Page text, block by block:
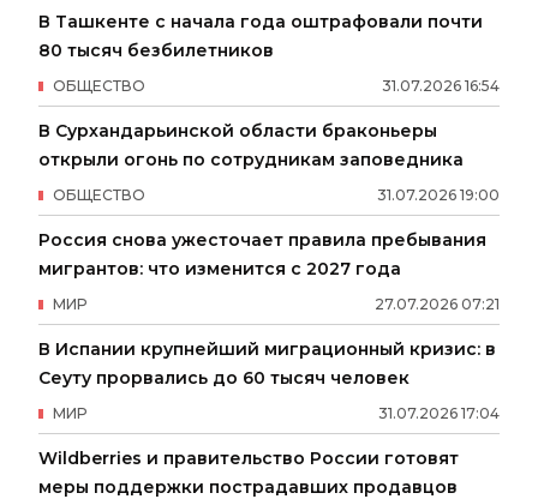
В Ташкенте с начала года оштрафовали почти
80 тысяч безбилетников
31.07.2026 16:54
ОБЩЕСТВО
В Сурхандарьинской области браконьеры
открыли огонь по сотрудникам заповедника
31.07.2026 19:00
ОБЩЕСТВО
Россия снова ужесточает правила пребывания
мигрантов: что изменится с 2027 года
27.07.2026 07:21
МИР
В Испании крупнейший миграционный кризис: в
Сеуту прорвались до 60 тысяч человек
31.07.2026 17:04
МИР
Wildberries и правительство России готовят
меры поддержки пострадавших продавцов